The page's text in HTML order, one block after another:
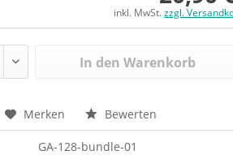
inkl. MwSt.zzgl.
In den Warenkorb
Merken Bewerten
GA-128-bundle-01